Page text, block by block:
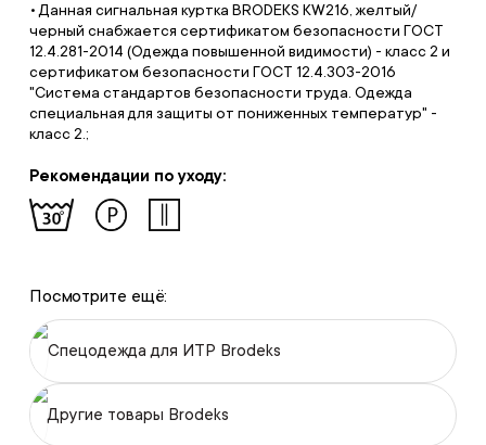
• Данная сигнальная куртка BRODEKS KW216, желтый/
черный снабжается сертификатом безопасности ГОСТ
12.4.281-2014 (Одежда повышенной видимости) - класс 2 и
сертификатом безопасности ГОСТ 12.4.303-2016
"Система стандартов безопасности труда. Одежда
специальная для защиты от пониженных температур" -
класс 2.;
Рекомендации по уходу:
Посмотрите ещё:
Спецодежда для ИТР Brodeks
Другие товары Brodeks